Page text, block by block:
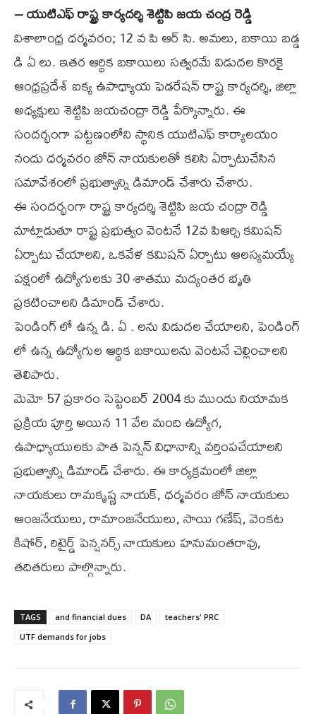
– యుటిఎఫ్ రాష్ట్ర కార్యదర్శి శెట్టిపి జయ చంద్ర రెడ్డి
విశాలాంధ్ర ధర్మవరం; 12 వ పి ఆర్ సి. అమలు, బకాయి బడ్డ
డి ఏ లు. ఇతర ఆర్థిక బకాయిలు సత్వరమే విడుదల కొరకై
ఆంధ్రప్రదేశ్ ఐక్య ఉపాధ్యాయ ఫెడరేషన్ రాష్ట్ర కార్యదర్శి, జిల్లా
అధ్యక్షులు శెట్టిపి జయచంద్రా రెడ్డి పేర్కొన్నారు. ఈ
సందర్భంగా పట్టణంలోని స్థానిక యుటిఎఫ్ కార్యాలయం
నందు ధర్మవరం జోన్ నాయకులతో కలిసి ఏర్పాటుచేసిన
సమావేశంలో ప్రభుత్వాన్ని డిమాండ్ చేశారు చేశారు.
ఈ సందర్భంగా రాష్ట్ర కార్యదర్శి శెట్టిపి జయ చంద్రా రెడ్డి
మాట్లాడుతూ రాష్ట్ర ప్రభుత్వం వెంటనే 12వ పిఆర్సి కమిషన్
ఏర్పాటు చేయాలని, ఒకవేళ కమిషన్ ఏర్పాటు ఆలస్యమయ్యే
పక్షంలో ఉద్యోగులకు 30 శాతము మద్యంతర భృతి
ప్రకటించాలని డిమాండ్ చేశారు.
పెండింగ్ లో ఉన్న డి. ఏ . లను విడుదల చేయాలని, పెండింగ్
లో ఉన్న ఉద్యోగుల ఆర్థిక బకాయిలను వెంటనే చెల్లించాలని
తెలిపారు.
మెమో 57 ప్రకారం సెప్టెంబర్ 2004 కు ముందు నియామక
ప్రక్రియ పూర్తి అయిన 11 వేల మంది ఉద్యోగ,
ఉపాధ్యాయులకు పాత పెన్షన్ విధానాన్ని వర్తింపచేయాలని
ప్రభుత్వాన్ని డిమాండ్ చేశారు. ఈ కార్యక్రమంలో జిల్లా
నాయకులు రామకృష్ణ నాయక్, ధర్మవరం జోన్ నాయకులు
ఆంజనేయులు, రామాంజనేయులు, సాయి గణేష్, వెంకట
కిషోర్, రిటైర్డ్ పెన్షనర్స్ నాయకులు హనుమంతరావు,
తదితరులు పాల్గొన్నారు.
TAGS and financial dues DA
teachers' PRC
UTF demands for jobs